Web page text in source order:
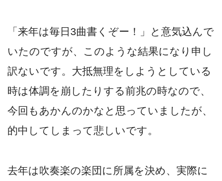
「来年は毎日3曲書くぞー！」と意気込んで
いたのですが、このような結果になり申し
訳ないです。大抵無理をしようとしている
時は体調を崩したりする前兆の時なので、
今回もあかんのかなと思っていましたが、
的中してしまって悲しいです。
去年は吹奏楽の楽団に所属を決め、実際に